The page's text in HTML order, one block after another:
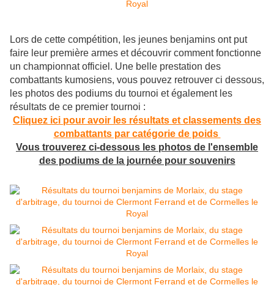
Lors de cette compétition, les jeunes benjamins ont put
faire leur première armes et découvrir comment fonctionne
un championnat officiel. Une belle prestation des
combattants kumosiens, vous pouvez retrouver ci dessous,
les photos des podiums du tournoi et également les
résultats de ce premier tournoi :
Cliquez ici pour avoir les résultats et classements des
combattants par catégorie de poids
Vous trouverez ci-dessous les photos de l'ensemble
des podiums de la journée pour souvenirs